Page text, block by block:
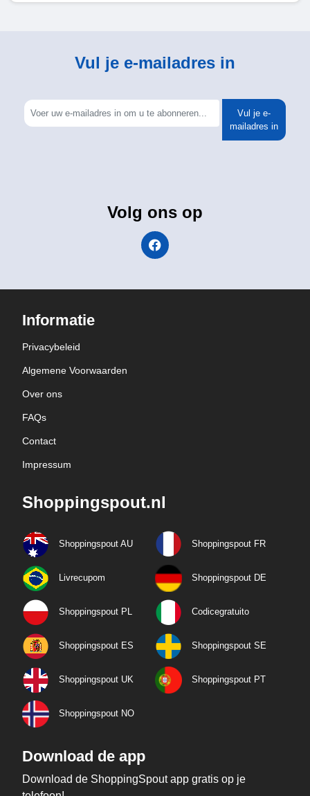
Vul je e-mailadres in
Vul je e-
mailadres in
Volg ons op
Informatie
Privacybeleid
Algemene Voorwaarden
Over ons
FAQs
Contact
Impressum
Shoppingspout.nl
Shoppingspout AU Shoppingspout FR
Livrecupom Shoppingspout DE
Shoppingspout PL Codicegratuito
Shoppingspout ES Shoppingspout SE
Shoppingspout UK Shoppingspout PT
Shoppingspout NO
Download de app
Download de ShoppingSpout app gratis op je